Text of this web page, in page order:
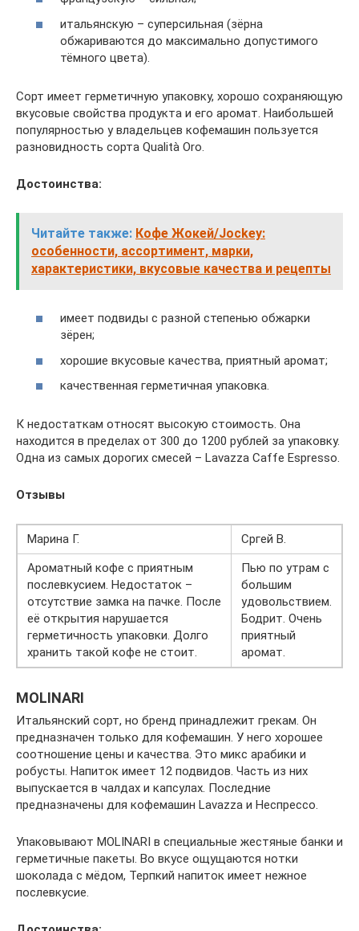
итальянскую – суперсильная (зёрна
обжариваются до максимально допустимого
тёмного цвета).
Сорт имеет герметичную упаковку, хорошо сохраняющую
вкусовые свойства продукта и его аромат. Наибольшей
популярностью у владельцев кофемашин пользуется
разновидность сорта Qualità Oro.
Достоинства:
Читайте также: Кофе Жокей/Jockey:
особенности, ассортимент, марки,
характеристики, вкусовые качества и рецепты
имеет подвиды с разной степенью обжарки
зёрен;
хорошие вкусовые качества, приятный аромат;
качественная герметичная упаковка.
К недостаткам относят высокую стоимость. Она
находится в пределах от 300 до 1200 рублей за упаковку.
Одна из самых дорогих смесей – Lavazza Caffe Espresso.
Отзывы
Марина Г.
Сргей В.
Ароматный кофе с приятным
послевкусием. Недостаток –
отсутствие замка на пачке. После
её открытия нарушается
герметичность упаковки. Долго
хранить такой кофе не стоит.
Пью по утрам с
большим
удовольствием.
Бодрит. Очень
приятный
аромат.
MOLINARI
Итальянский сорт, но бренд принадлежит грекам. Он
предназначен только для кофемашин. У него хорошее
соотношение цены и качества. Это микс арабики и
робусты. Напиток имеет 12 подвидов. Часть из них
выпускается в чалдах и капсулах. Последние
предназначены для кофемашин Lavazza и Неспрессо.
Упаковывают MOLINARI в специальные жестяные банки и
герметичные пакеты. Во вкусе ощущаются нотки
шоколада с мёдом, Терпкий напиток имеет нежное
послевкусие.